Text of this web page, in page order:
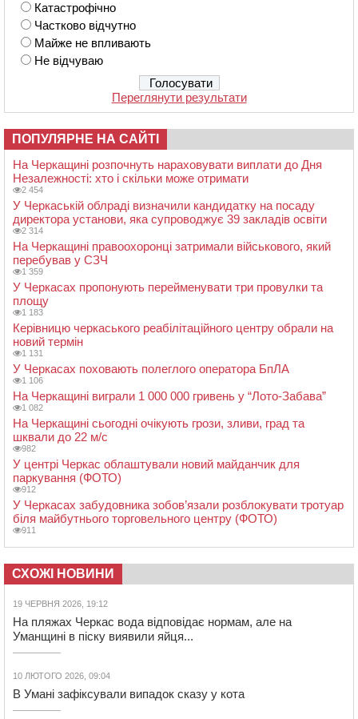
Катастрофічно
Частково відчутно
Майже не впливають
Не відчуваю
Переглянути результати
ПОПУЛЯРНЕ НА САЙТІ
На Черкащині розпочнуть нараховувати виплати до Дня
Незалежності: хто і скільки може отримати
2 454
У Черкаській облраді визначили кандидатку на посаду
директора установи, яка супроводжує 39 закладів освіти
2 314
На Черкащині правоохоронці затримали військового, який
перебував у СЗЧ
1 359
У Черкасах пропонують перейменувати три провулки та
площу
1 183
Керівницю черкаського реабілітаційного центру обрали на
новий термін
1 131
У Черкасах поховають полеглого оператора БпЛА
1 106
На Черкащині виграли 1 000 000 гривень у “Лото-Забава”
1 082
На Черкащині сьогодні очікують грози, зливи, град та
шквали до 22 м/с
982
У центрі Черкас облаштували новий майданчик для
паркування (ФОТО)
912
У Черкасах забудовника зобов’язали розблокувати тротуар
біля майбутнього торговельного центру (ФОТО)
911
СХОЖІ НОВИНИ
19 ЧЕРВНЯ 2026, 19:12
На пляжах Черкас вода відповідає нормам, але на
Уманщині в піску виявили яйця...
10 ЛЮТОГО 2026, 09:04
В Умані зафіксували випадок сказу у кота